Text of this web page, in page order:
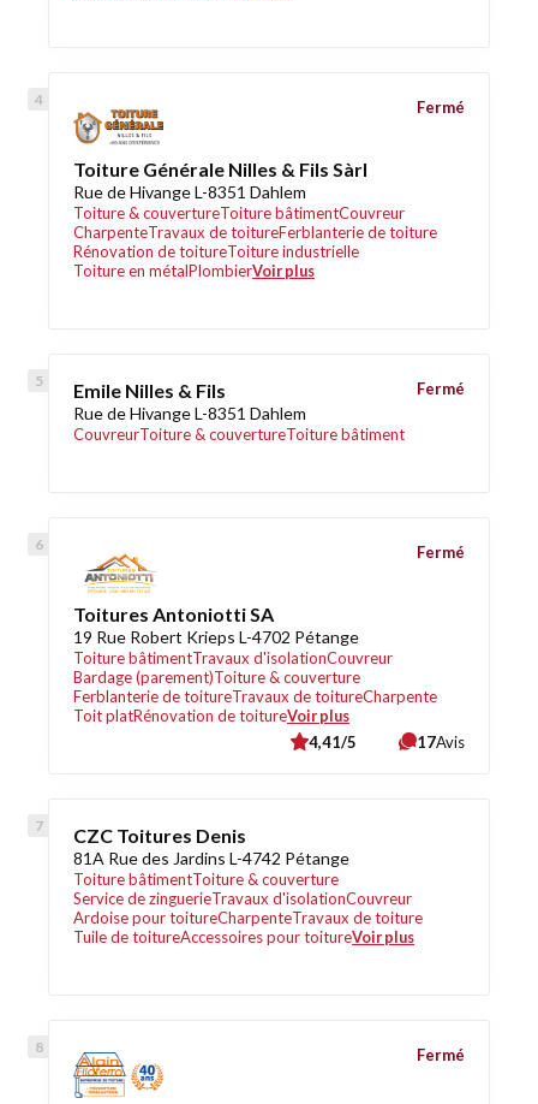
Toiture Générale Nilles & Fils Sàrl
Rue de Hivange L-8351 Dahlem
Toiture & couvertureToiture bâtimentCouvreur
CharpenteTravaux de toitureFerblanterie de toiture
Rénovation de toitureToiture industrielle
Toiture en métalPlombierVoir plus
Fermé
Emile Nilles & Fils
Rue de Hivange L-8351 Dahlem
CouvreurToiture & couvertureToiture bâtiment
Fermé
Toitures Antoniotti SA
19 Rue Robert Krieps L-4702 Pétange
Toiture bâtimentTravaux d'isolationCouvreur
Bardage (parement)Toiture & couverture
Ferblanterie de toitureTravaux de toitureCharpente
Toit platRénovation de toitureVoir plus
Fermé
4,41/5 17Avis
CZC Toitures Denis
81A Rue des Jardins L-4742 Pétange
Toiture bâtimentToiture & couverture
Service de zinguerieTravaux d'isolationCouvreur
Ardoise pour toitureCharpenteTravaux de toiture
Tuile de toitureAccessoires pour toitureVoir plus
Fermé